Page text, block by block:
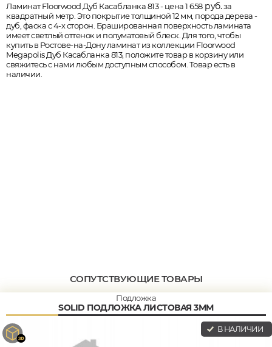
Ламинат Floorwood Дуб Касабланка 813 - цена 1 658руб.за
квадратный метр. Это покрытие толщиной 12 мм, порода дерева -
дуб, фаска с 4-х сторон. Брашированная поверхность ламината
имеет светлый оттенок и полуматовый блеск. Для того, чтобы
купить в Ростове-на-Дону ламинат из коллекции Floorwood
Megapolis Дуб Касабланка 813, положите товар в корзину или
свяжитесь с нами любым доступным способом. Товар есть в
наличии.
СОПУТСТВУЮЩИЕ ТОВАРЫ
Подложка
SOLID ПОДЛОЖКА ЛИСТОВАЯ 3ММ
В НАЛИЧИИ